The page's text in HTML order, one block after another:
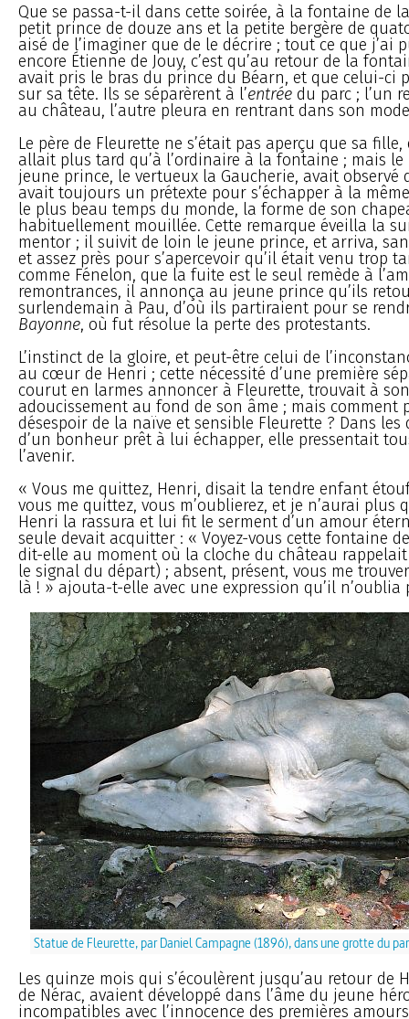
Que se passa-t-il dans cette soirée, à la fontaine de
petit prince de douze ans et la petite bergère de
aisé de l’imaginer que de le décrire ; tout ce que j’ai
encore Étienne de Jouy, c’est qu’au retour de la
avait pris le bras du prince du Béarn, et que celui-ci
sur sa tête. Ils se séparèrent à l’entrée du parc ; l’un
au château, l’autre pleura en rentrant dans son
Le père de Fleurette ne s’était pas aperçu que sa
allait plus tard qu’à l’ordinaire à la fontaine ; mais
jeune prince, le vertueux la Gaucherie, avait observé
avait toujours un prétexte pour s’échapper à la
le plus beau temps du monde, la forme de son
habituellement mouillée. Cette remarque éveilla la
mentor ; il suivit de loin le jeune prince, et arriva,
et assez près pour s’apercevoir qu’il était venu trop
comme Fénelon, que la fuite est le seul remède à
remontrances, il annonça au jeune prince qu’ils
surlendemain à Pau, d’où ils partiraient pour se
Bayonne, où fut résolue la perte des protestants.
L’instinct de la gloire, et peut-être celui de
au cœur de Henri ; cette nécessité d’une première
courut en larmes annoncer à Fleurette, trouvait à
adoucissement au fond de son âme ; mais comment
désespoir de la naïve et sensible Fleurette ? Dans
d’un bonheur prêt à lui échapper, elle pressentait
l’avenir.
« Vous me quittez, Henri, disait la tendre enfant
vous me quittez, vous m’oublierez, et je n’aurai plus
Henri la rassura et lui fit le serment d’un amour
seule devait acquitter : « Voyez-vous cette fontaine
dit-elle au moment où la cloche du château
le signal du départ) ; absent, présent, vous me
là ! » ajouta-t-elle avec une expression qu’il n’oublia
Statue de Fleurette, par Daniel Campagne (1896), dans une grotte du
Les quinze mois qui s’écoulèrent jusqu’au retour de
de Nérac, avaient développé dans l’âme du jeune
incompatibles avec l’innocence des premières